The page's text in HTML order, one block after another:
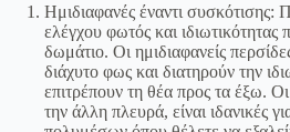
Ημιδιαφανές έναντι συσκότισης:
ελέγχου φωτός και ιδιωτικότητας
δωμάτιο. Οι ημιδιαφανείς
διάχυτο φως και διατηρούν την
επιτρέπουν τη θέα προς τα έξω.
την άλλη πλευρά, είναι ιδανικές